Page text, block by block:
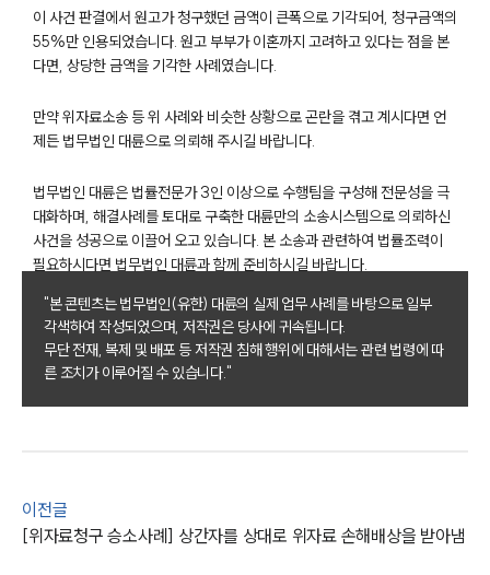
부소개
부소개
대륜의 강점
오시는 길
글로벌 파트너 로펌
고객의 소리
통합검색
AI대륜
법률지식인
이 사건 판결에서 원고가 청구했던 금액이 큰폭으로 기각되어, 청구금액의
55%만 인용되었습니다. 원고 부부가 이혼까지 고려하고 있다는 점을 본
다면, 상당한 금액을 기각한 사례였습니다.
만약 위자료소송 등 위 사례와 비슷한 상황으로 곤란을 겪고 계시다면 언
제든 법무법인 대륜으로 의뢰해 주시길 바랍니다.
법무법인 대륜은 법률전문가 3인 이상으로 수행팀을 구성해 전문성을 극
대화하며, 해결사례를 토대로 구축한 대륜만의 소송시스템으로 의뢰하신
사건을 성공으로 이끌어 오고 있습니다. 본 소송과 관련하여 법률조력이
필요하시다면 법무법인 대륜과 함께 준비하시길 바랍니다.
"본 콘텐츠는 법무법인(유한) 대륜의 실제 업무 사례를 바탕으로 일부
각색하여 작성되었으며, 저작권은 당사에 귀속됩니다.
무단 전재, 복제 및 배포 등 저작권 침해 행위에 대해서는 관련 법령에 따
른 조치가 이루어질 수 있습니다."
이전글
[위자료청구 승소사례] 상간자를 상대로 위자료 손해배상을 받아냄